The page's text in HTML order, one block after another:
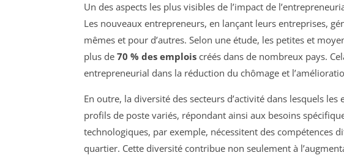
Un des aspects les plus visibles de l’impact de
Les nouveaux entrepreneurs, en lançant leurs entreprises,
mêmes et pour d’autres. Selon une étude, les petites et
plus de 70 % des emplois créés dans de nombreux pays.
entrepreneurial dans la réduction du chômage et
En outre, la diversité des secteurs d’activité dans lesquels
profils de poste variés, répondant ainsi aux besoins
technologiques, par exemple, nécessitent des compétences
quartier. Cette diversité contribue non seulement à